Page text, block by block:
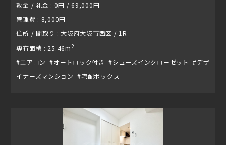
敷金 / 礼金 : 0円 / 69,000円
管理費 : 8,000円
住所 / 間取り : 大阪府大阪市西区 / 1R
専有面積 : 25.46m2
#エアコン #オートロック付き #シューズインクローゼット #デザ
イナーズマンション #宅配ボックス